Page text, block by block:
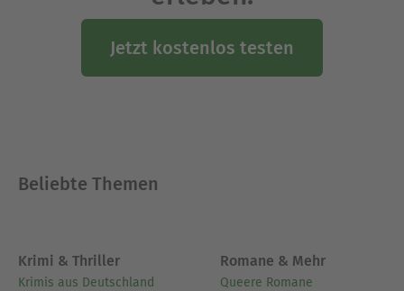
Jetzt kostenlos testen
Beliebte Themen
Krimi & Thriller
Krimis aus Deutschland
Romane & Mehr
Queere Romane